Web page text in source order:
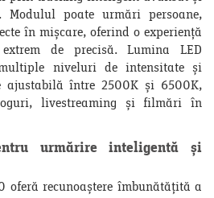
Modulul poate urmări persoane,
în mișcare, oferind o experiență
de precisă. Lumina LED
niveluri de intensitate și
ajustabilă între 2500K și 6500K,
livestreaming și filmări în
urmărire inteligentă și
oferă recunoaștere îmbunătățită a